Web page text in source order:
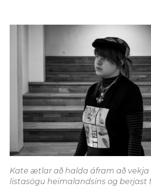
Kate ætlar að halda áfram að
listasögu heimalandsins og berjast